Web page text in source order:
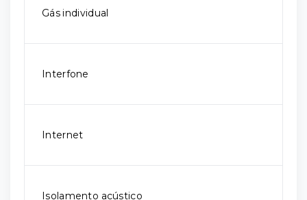
Gás individual
Interfone
Internet
Isolamento acústico